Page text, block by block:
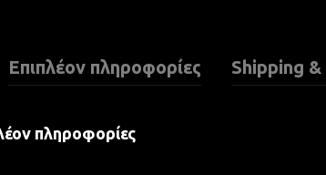
Επιπλέον πληροφορίες Shipping
πληροφορίες